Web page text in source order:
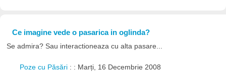
Ce imagine vede o pasarica in oglinda?
Se admira? Sau interactioneaza cu alta pasare...
Poze cu Păsări : : Marți, 16 Decembrie 2008